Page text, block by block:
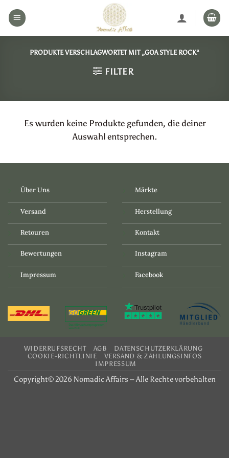
Inhalt
PRODUKTE VERSCHLAGWORTET MIT „GOA STYLE ROCK“
FILTER
Es wurden keine Produkte gefunden, die deiner
Auswahl entsprechen.
Über Uns
Versand
Retouren
Bewertungen
Impressum
Märkte
Herstellung
Kontakt
Instagram
Facebook
WIDERRUFSRECHT AGB
DATENSCHUTZERKLÄRUNG
COOKIE-RICHTLINIE
VERSAND & ZAHLUNGSINFOS
IMPRESSUM
Copyright© 2026 Nomadic Affairs – Alle Rechte vorbehalten